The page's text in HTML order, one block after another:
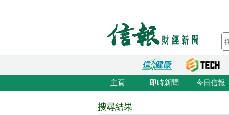
主頁 即時新聞 今日信報
搜尋結果